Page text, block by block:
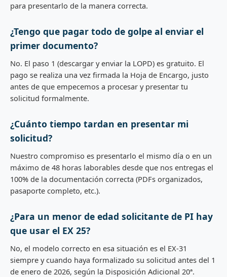
para presentarlo de la manera correcta.
¿Tengo que pagar todo de golpe al enviar el
primer documento?
No. El paso 1 (descargar y enviar la LOPD) es gratuito. El
pago se realiza una vez firmada la Hoja de Encargo, justo
antes de que empecemos a procesar y presentar tu
solicitud formalmente.
¿Cuánto tiempo tardan en presentar mi
solicitud?
Nuestro compromiso es presentarlo el mismo día o en un
máximo de 48 horas laborables desde que nos entregas el
100% de la documentación correcta (PDFs organizados,
pasaporte completo, etc.).
¿Para un menor de edad solicitante de PI hay
que usar el EX 25?
No, el modelo correcto en esa situación es el EX-31
siempre y cuando haya formalizado su solicitud antes del 1
de enero de 2026, según la Disposición Adicional 20ª.